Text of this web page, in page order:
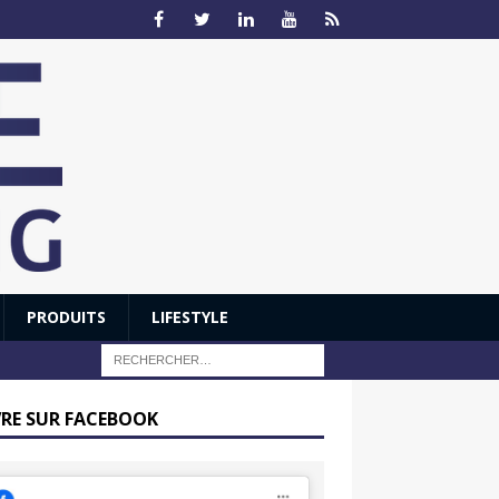
PRODUITS LIFESTYLE
SUR FACEBOOK